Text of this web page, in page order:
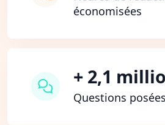
économisées
+ 2,1
Questions